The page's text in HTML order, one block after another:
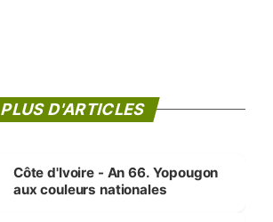
PLUS D'ARTICLES
Côte d'Ivoire - An 66. Yopougon
aux couleurs nationales